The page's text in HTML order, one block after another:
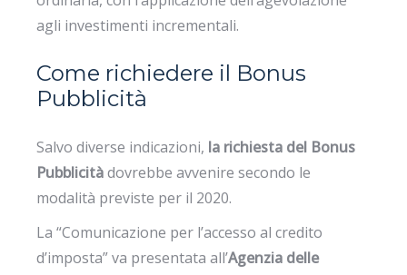
agli investimenti incrementali.
Come richiedere il Bonus
Pubblicità
Salvo diverse indicazioni, la richiesta del Bonus
Pubblicitàdovrebbe avvenire secondo le
modalità previste per il 2020.
La “Comunicazione per l’accesso al credito
d’imposta” va presentata all’Agenzia delle